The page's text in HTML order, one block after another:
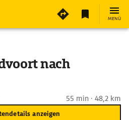
MENÜ
nach
55 min · 48,2 km
anzeigen